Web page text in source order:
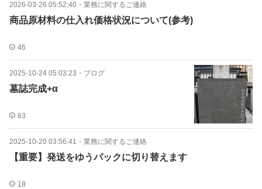
2026-03-26 05:52:40 ・ 業務に関するご連絡
商品原材料の仕入れ価格状況について(参考)
46
2025-10-24 05:03:23 ・ ブログ
墓誌完成+α
63
2025-10-20 03:56:41 ・ 業務に関するご連絡
【重要】発送をゆうパックに切り替えます
18